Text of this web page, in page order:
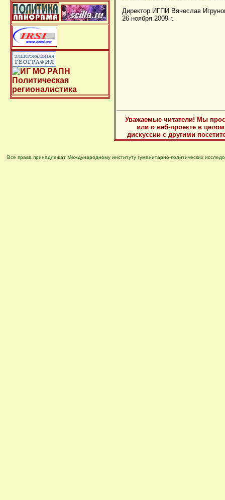
Директор ИГПИ Вячеслав
26 ноября 2009 г.
Уважаемые читатели! Мы
или о веб-проекте в
дискуссии с другими
Все права принадлежат Международному институту гуманитарно-политических